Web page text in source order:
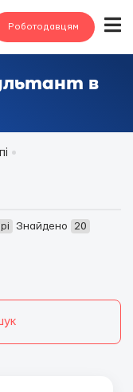
Роботодавцям
в
Знайдено
20